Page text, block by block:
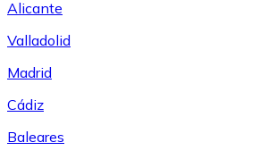
Alicante
Valladolid
Madrid
Cádiz
Baleares